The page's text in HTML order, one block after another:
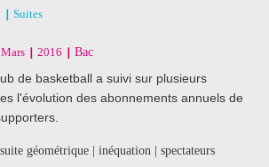
Suites
Mars 2016 Bac
de basketball a suivi sur plusieurs
l'évolution des abonnements annuels de
géométrique | inéquation | spectateurs